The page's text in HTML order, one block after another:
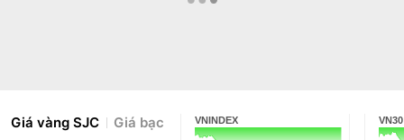
Giá vàng SJC Giá bạc VNINDEX VN30